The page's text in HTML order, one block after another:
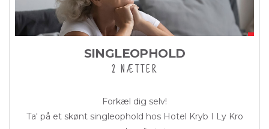
SINGLEOPHOLD
2 NÆTTER
Forkæl dig selv!
Ta' på et skønt singleophold hos Hotel Kryb I Ly Kro